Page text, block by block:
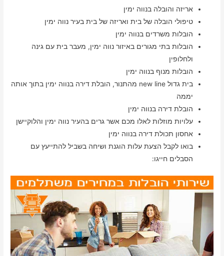
אריזה והובלה בנווה ימין
טיפולי הובלה של בית ואריזה של בית בעיר נווה ימין
הובלות משרדים בנווה ימין
הובלות בתי מגורים באיזור נווה ימין, מעבר בית עם גינה
ולחלופין
הובלות מנוף בנווה ימין
בית גדול new line מהתנור, הובלת דירה בנווה ימין בתוך אותה
יממה
הובלת דירה בנווה ימין
עלויות מוזלות לאלו מכם אשר גרים בהעיר נווה ימין והלוקיישן
אחסון תכולת דירה בנווה ימין
בואו לקבל הצעת עלות הוגנת ושיחה בשביל להתייעץ עם
הסבלים חייגו: